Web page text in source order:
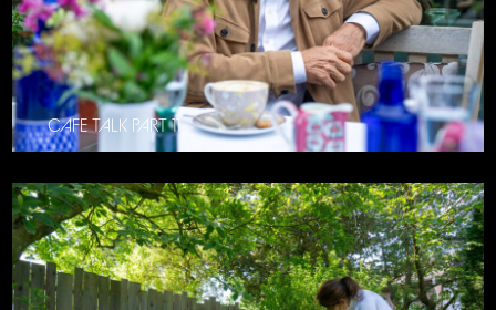
CAFE TALK PART 11